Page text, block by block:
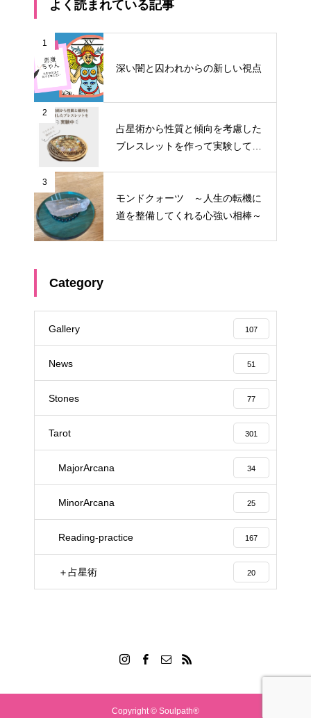
よく読まれている記事
1
深い闇と囚われからの新しい視点
2
占星術から性質と傾向を考慮した
ブレスレットを作って実験してみ
3
モンドクォーツ ～人生の転機に
道を整備してくれる心強い相棒～
Category
Gallery 107
News 51
Stones 77
Tarot 301
MajorArcana 34
MinorArcana 25
Reading-practice 167
＋占星術 20
Copyright © Soulpath®